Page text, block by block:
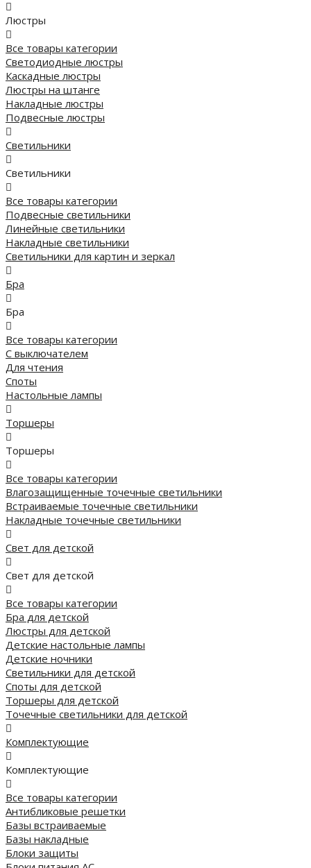
Люстры
Все товары категории
Светодиодные люстры
Каскадные люстры
Люстры на штанге
Накладные люстры
Подвесные люстры
Светильники
Светильники
Все товары категории
Подвесные светильники
Линейные светильники
Накладные светильники
Светильники для картин и зеркал
Бра
Бра
Все товары категории
С выключателем
Для чтения
Споты
Настольные лампы
Торшеры
Торшеры
Все товары категории
Влагозащищенные точечные светильники
Встраиваемые точечные светильники
Накладные точечные светильники
Свет для детской
Свет для детской
Все товары категории
Бра для детской
Люстры для детской
Детские настольные лампы
Детские ночники
Светильники для детской
Споты для детской
Торшеры для детской
Точечные светильники для детской
Комплектующие
Комплектующие
Все товары категории
Антибликовые решетки
Базы встраиваемые
Базы накладные
Блоки защиты